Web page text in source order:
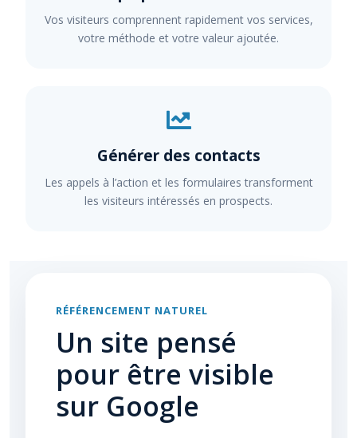
Vos visiteurs comprennent rapidement vos services,
votre méthode et votre valeur ajoutée.
Générer des contacts
Les appels à l’action et les formulaires transforment
les visiteurs intéressés en prospects.
RÉFÉRENCEMENT NATUREL
Un site pensé
pour être visible
sur Google